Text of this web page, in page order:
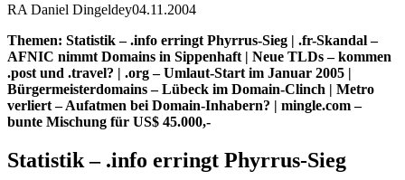
RA Daniel Dingeldey04.11.2004
Themen: Statistik – .info erringt Phyrrus-Sieg | .fr-Skandal –
AFNIC nimmt Domains in Sippenhaft | Neue TLDs – kommen
.post und .travel? | .org – Umlaut-Start im Januar 2005 |
Bürgermeisterdomains – Lübeck im Domain-Clinch | Metro
verliert – Aufatmen bei Domain-Inhabern? | mingle.com –
bunte Mischung für US$ 45.000,-
Statistik – .info erringt Phyrrus-Sieg